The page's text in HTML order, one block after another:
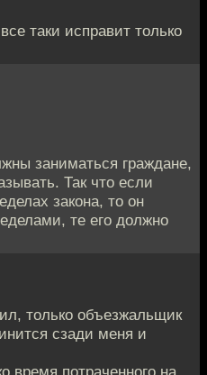
таки исправит только
заниматься граждане,
Так что если
закона, то он
те его должно
только объезжальщик
сзади меня и